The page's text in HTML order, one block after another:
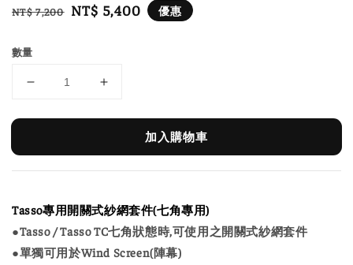
Regular
NT$ 7,200 Sale
NT$ 5,400 優惠
數量
加入購物車
Tasso專用開關式紗網套件(七角專用)
●Tasso / Tasso TC七角狀態時,可使用之開關式紗網套件
●單獨可用於Wind Screen(陣幕)